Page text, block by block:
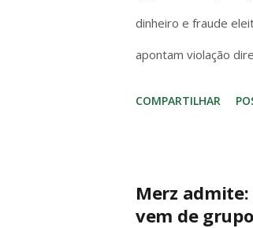
dinheiro e fraude
apontam violação
Artigo 53 da
invioláveis, civil e
pessoal, mas
COMPARTILHAR
Merz
vem de